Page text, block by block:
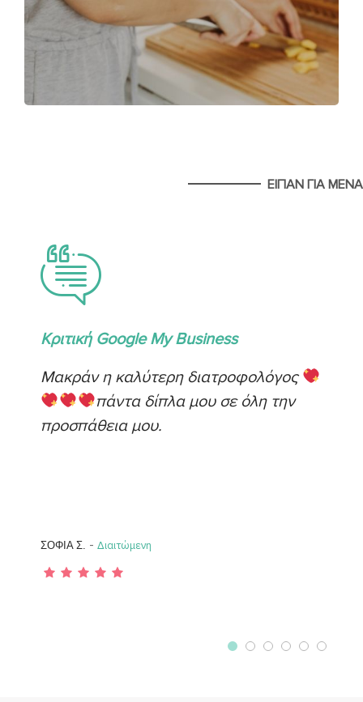
ΕΙΠΑΝ ΓΙΑ ΜΕΝΑ
Κριτική Google My Business
Μακράν η καλύτερη διατροφολόγος
πάντα δίπλα μου σε όλη την
προσπάθεια μου.
ΣΟΦΙΑ Σ. - Διαιτώμενη